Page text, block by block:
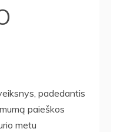
padedantis
paieškos
metu